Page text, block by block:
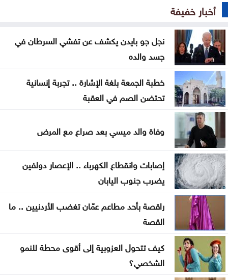
عطاءات بـ1.5مليون دينار لتأهيل طرق في مادبا
البدء بحملة لتعزيز السلامة المرورية أمام المدارس
62.1 مليون دينار أرباح مصفاة البترول
البابا يدعو إلى إنشاء ممرات إنسانية في السودان
العرموطي ينتقد غياب الحكومة عن جلسات النواب
اتفاق لإعادة تنظيم الوجود الروسي في الساحل السوري
أخبار خفيفة
نجل جو بايدن يكشف عن تفشي السرطان في
جسد والده
خطبة الجمعة بلغة الإشارة .. تجربة إنسانية
تحتضن الصم في العقبة
وفاة والد ميسي بعد صراع مع المرض
إصابات وانقطاع الكهرباء .. الإعصار دولفين
يضرب جنوب اليابان
راقصة بأحد مطاعم عمّان تغضب الأردنيين .. ما
القصة
كيف تتحول العزوبية إلى أقوى محطة للنمو
الشخصي؟